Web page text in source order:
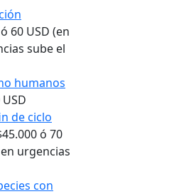
60 USD (en
sube el
humanos
de ciclo
ó 70
urgencias
con